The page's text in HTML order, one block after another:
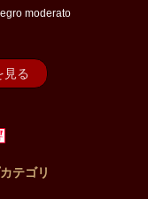
moderato
見る
テゴリ